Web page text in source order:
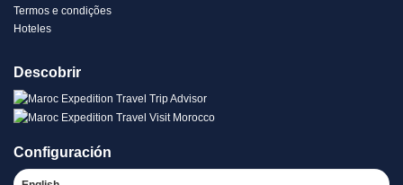
Termos e condições
Hoteles
Descobrir
Configuración